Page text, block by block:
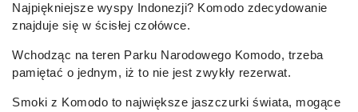
Najpiękniejsze wyspy Indonezji? Komodo zdecydowanie
znajduje się w ścisłej czołówce.
Wchodząc na teren Parku Narodowego Komodo, trzeba
pamiętać o jednym, iż to nie jest zwykły rezerwat.
Smoki z Komodo to największe jaszczurki świata, mogące